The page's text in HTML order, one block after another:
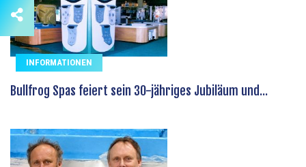
INFORMATIONEN
Bullfrog Spas feiert sein 30-jähriges Jubiläum und...